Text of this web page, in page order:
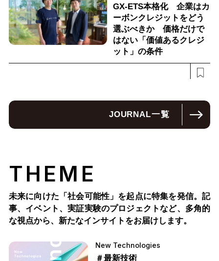
GX-ETS本格化 企業はカ
ーボンクレジットをどう
選ぶべきか 価格だけで
はない「価値あるクレジ
ット」の条件
JOURNAL一覧
THEME
未来に向けた「社会可能性」を起点に特集を発信。記
事、イベント、実証実験のプロジェクトなど、多角的
な視点から、新たなインサイトをお届けします。
New Technologies
＃最新技術